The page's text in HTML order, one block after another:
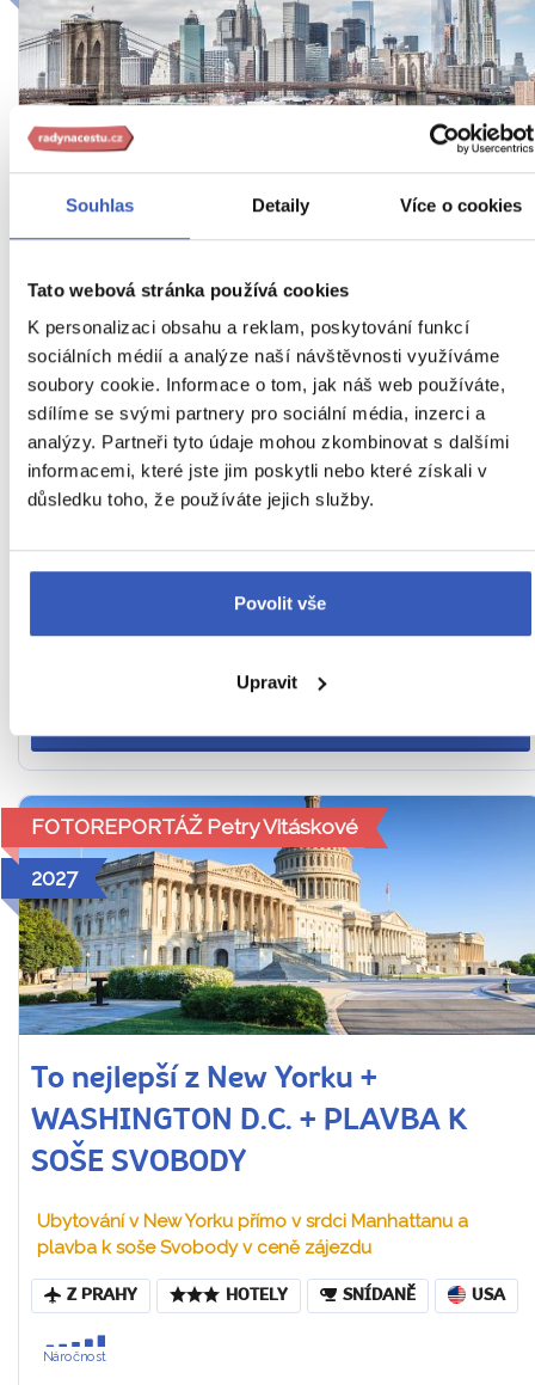
Souhlas Detaily Více o cookies
Tato webová stránka používá cookies
K personalizaci obsahu a reklam, poskytování funkcí
sociálních médií a analýze naší návštěvnosti využíváme
soubory cookie. Informace o tom, jak náš web používáte,
sdílíme se svými partnery pro sociální média, inzerci a
analýzy. Partneři tyto údaje mohou zkombinovat s dalšími
informacemi, které jste jim poskytli nebo které získali v
důsledku toho, že používáte jejich služby.
Povolit vše
Upravit
To nejlepší z New Yorku + PLAVBA K
CONEY ISLANDU
Ubytování v New Yorku v srdci Manhattanu a odpočinek
na Coney Islandu i plavba k soše Svobody v ceně
zájezdu
Z PRAHY HOTEL SNÍDANĚ USA
4. – 10. 7. 2027 (7 dní / 5 nocí)
66 990 Kč
FOTOREPORTÁŽ Petry Vitáskové
2027
To nejlepší z New Yorku +
WASHINGTON D.C. + PLAVBA K
SOŠE SVOBODY
Ubytování v New Yorku přímo v srdci Manhattanu a
plavba k soše Svobody v ceně zájezdu
Z PRAHY HOTELY SNÍDANĚ USA
Náročnost